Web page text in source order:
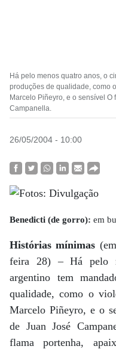
Há pelo menos quatro anos, o
produções de qualidade, como
Marcelo Piñeyro, e o sensível
Campanella.
26/05/2004 - 10:00
Benedicti (de gorro): em
Histórias mínimas
feira 28) – Há pelo
argentino tem
qualidade, como o
Marcelo Piñeyro, e o
de Juan José
flama portenha,